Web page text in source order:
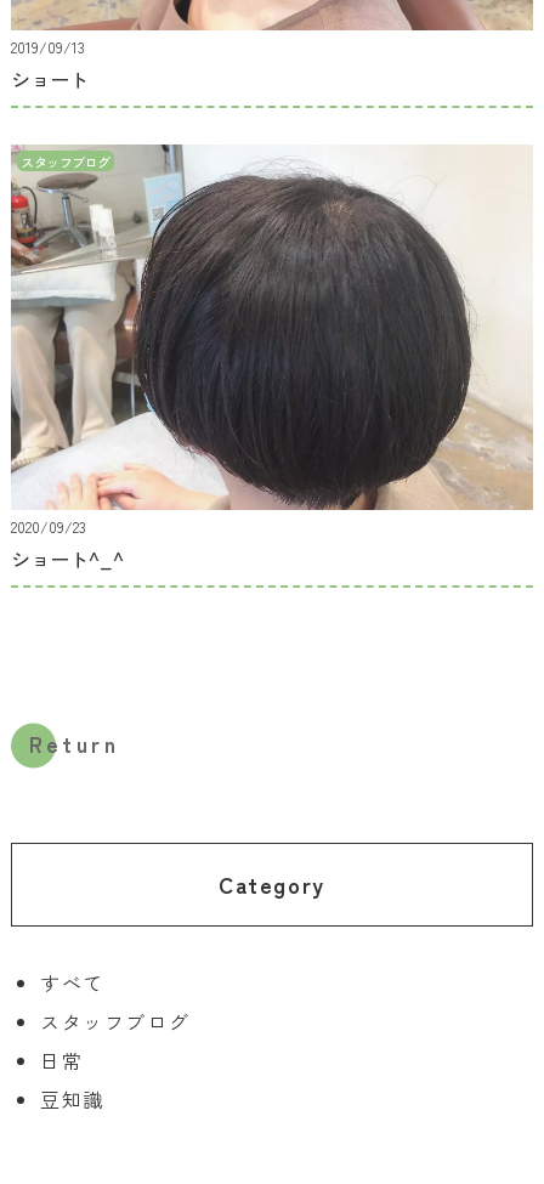
Category
すべて
スタッフブログ
日常
豆知識
2019/09/13
ショート
スタッフブログ
2020/09/23
ショート^_^
Return